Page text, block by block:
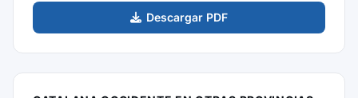
Descargar PDF